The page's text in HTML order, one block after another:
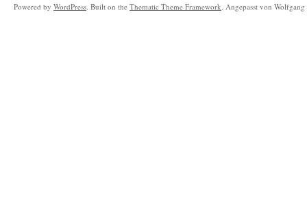
Powered by WordPress. Built on the Thematic Theme Framework. Angepasst von